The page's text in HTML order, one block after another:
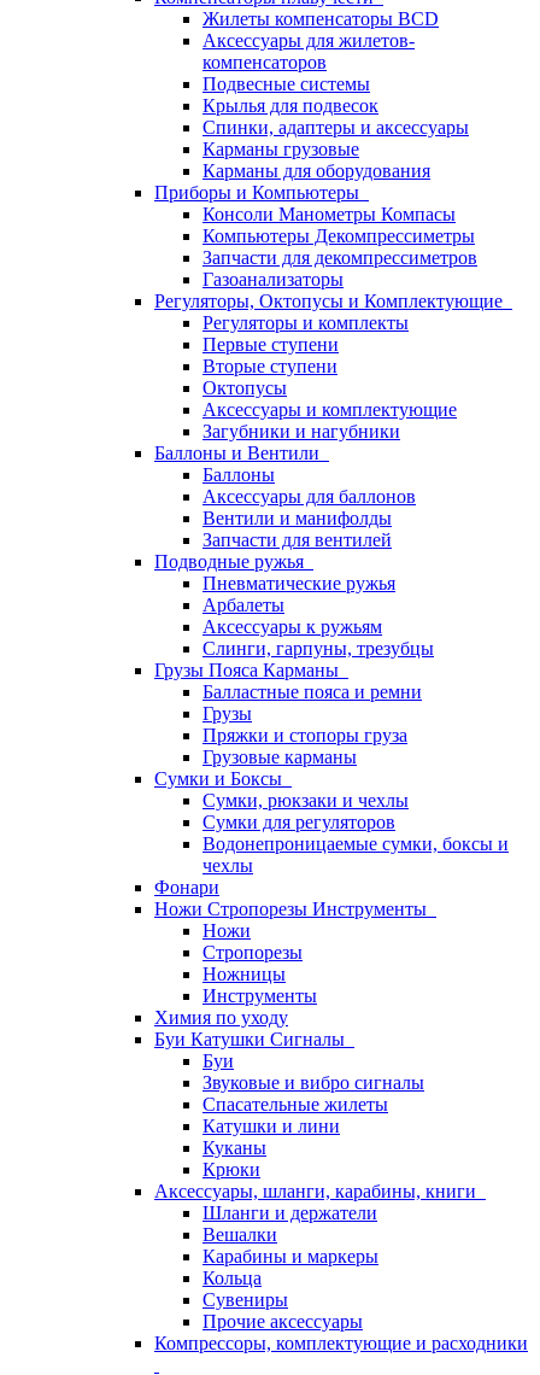
Жилеты компенсаторы BCD
Аксессуары для жилетов-
компенсаторов
Подвесные системы
Крылья для подвесок
Спинки, адаптеры и аксессуары
Карманы грузовые
Карманы для оборудования
Приборы и Компьютеры
Консоли Манометры Компасы
Компьютеры Декомпрессиметры
Запчасти для декомпрессиметров
Газоанализаторы
Регуляторы, Октопусы и Комплектующие
Регуляторы и комплекты
Первые ступени
Вторые ступени
Октопусы
Аксессуары и комплектующие
Загубники и нагубники
Баллоны и Вентили
Баллоны
Аксессуары для баллонов
Вентили и манифолды
Запчасти для вентилей
Подводные ружья
Пневматические ружья
Арбалеты
Аксессуары к ружьям
Слинги, гарпуны, трезубцы
Грузы Пояса Карманы
Балластные пояса и ремни
Грузы
Пряжки и стопоры груза
Грузовые карманы
Сумки и Боксы
Сумки, рюкзаки и чехлы
Сумки для регуляторов
Водонепроницаемые сумки, боксы и
чехлы
Фонари
Ножи Стропорезы Инструменты
Ножи
Стропорезы
Ножницы
Инструменты
Химия по уходу
Буи Катушки Сигналы
Буи
Звуковые и вибро сигналы
Спасательные жилеты
Катушки и лини
Куканы
Крюки
Аксессуары, шланги, карабины, книги
Шланги и держатели
Вешалки
Карабины и маркеры
Кольца
Сувениры
Прочие аксессуары
Компрессоры, комплектующие и расходники